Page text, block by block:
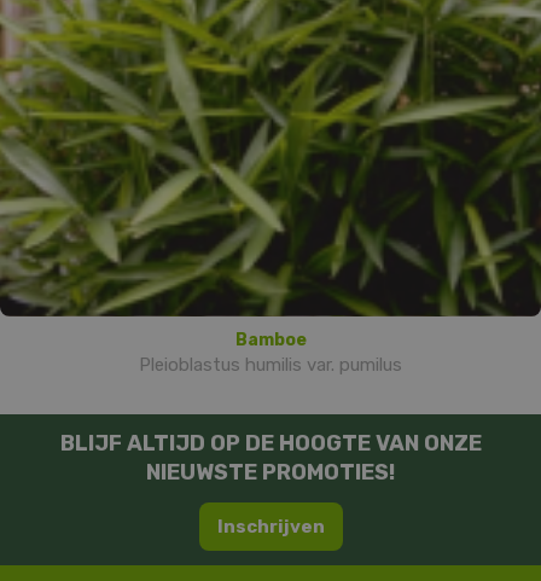
Bamboe
Pleioblastus humilis var. pumilus
BLIJF ALTIJD OP DE HOOGTE VAN ONZE
NIEUWSTE PROMOTIES!
Inschrijven